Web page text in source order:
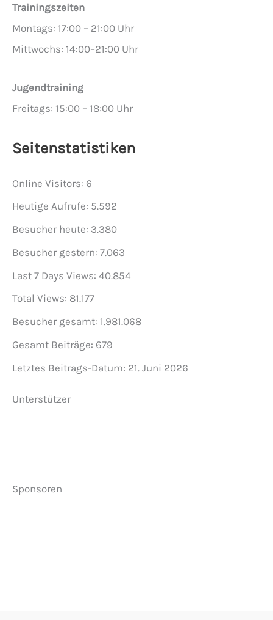
Trainingszeiten
Montags: 17:00 – 21:00 Uhr
Mittwochs: 14:00–21:00 Uhr
Jugendtraining
Freitags: 15:00 – 18:00 Uhr
Seitenstatistiken
Online Visitors: 6
Heutige Aufrufe: 5.592
Besucher heute: 3.380
Besucher gestern: 7.063
Last 7 Days Views: 40.854
Total Views: 81.177
Besucher gesamt: 1.981.068
Gesamt Beiträge: 679
Letztes Beitrags-Datum: 21. Juni 2026
Unterstützer
Sponsoren